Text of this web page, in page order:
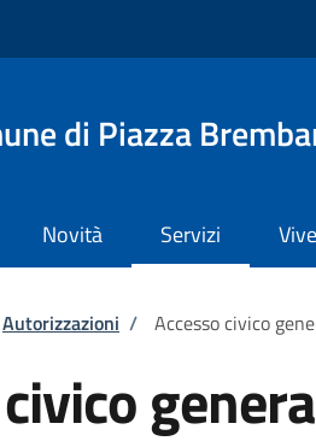
di Piazza
Novità Servizi
pane
Autorizzazioni / Accesso civico